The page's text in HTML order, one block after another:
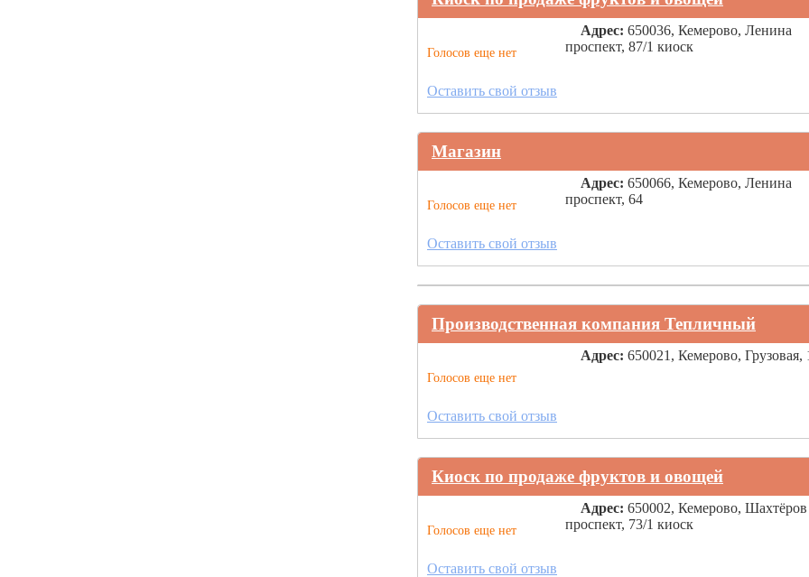
Голосов еще нет
Адрес: 650036, Кемерово, Ленина
проспект, 87/1 киоск
Оставить свой отзыв
Магазин
Голосов еще нет
Адрес: 650066, Кемерово, Ленина
проспект, 64
Оставить свой отзыв
Производственная компания Тепличный
Голосов еще нет
Адрес: 650021, Кемерово, Грузовая,
Оставить свой отзыв
Киоск по продаже фруктов и овощей
Голосов еще нет
Адрес: 650002, Кемерово, Шахтёров
проспект, 73/1 киоск
Оставить свой отзыв